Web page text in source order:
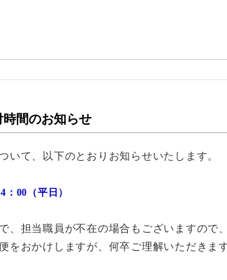
間のお知らせ
いて、 以下のとおりお知らせいたします。
： 00 （平日）
、担当職員が不在の場合もございますので
をおかけしますが、何卒ご理解いただきま